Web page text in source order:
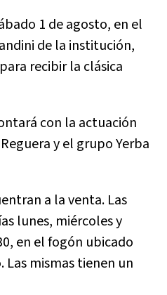
1 de agosto, en el
de la institución,
recibir la clásica
con la actuación
y el grupo Yerba
a la venta. Las
lunes, miércoles y
en el fogón ubicado
mismas tienen un